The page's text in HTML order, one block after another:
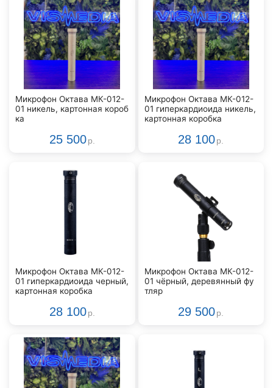
Микрофон Октава МК-012-
01 никель, картонная короб
ка
25 500 р.
Микрофон Октава МК-012-
01 гиперкардиоида никель,
картонная коробка
28 100 р.
Микрофон Октава МК-012-
01 гиперкардиоида черный,
картонная коробка
28 100 р.
Микрофон Октава МК-012-
01 чёрный, деревянный фу
тляр
29 500 р.